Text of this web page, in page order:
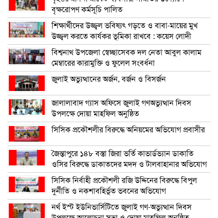
বৃক্ষরোপণ কর্মসূচি পালিত
শিক্ষার্থীদের উজ্জ্বল ভবিষ্যৎ গড়তে ও বাবা-মায়ের মুখ
উজ্জ্বল করতে কার্যকর ভূমিকা রাখবে : কয়েস লোদী
বিশ্বনাথ উপজেলা স্বেচ্ছাসেবক দল নেতা আবুল কালাম
মেম্বারের কারামুক্তি ও ফুলেল সংবর্ধনা
জুলাই অভ্যুত্থানের অর্জন, বর্জন ও বিসর্জন
জালালাবাদ গ্যাস অফিসে জুলাই গণঅভ্যুত্থান দিবস
উপলক্ষে দোয়া মাহফিল অনুষ্ঠিত
সিসিক প্রকৌশলীর বিরুদ্ধে অনিয়মের অভিযোগ প্রবাসীর
জৈন্তাপুরে ১৪৮ বস্তা জিরা ভর্তি কাভার্ডভ্যান ডাকাতি
ওসির বিরুদ্ধে ডাকাতদের মদদ ও টালবাহানার অভিযোগ
সিসিক নির্বাহী প্রকৌশলী রজি উদ্দিনের বিরুদ্ধে বিপুল
দুর্নীতি ও নকশাবহির্ভূত ভবনের অভিযোগ
নর্থ ইস্ট ইউনিভার্সিটিতে জুলাই গণ-অভ্যুত্থান দিবস